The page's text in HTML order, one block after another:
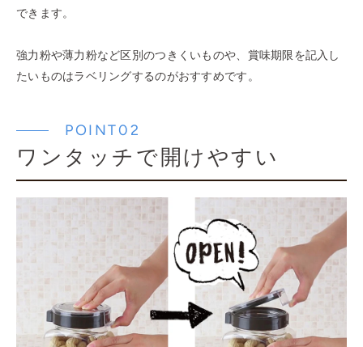
できます。
強力粉や薄力粉など区別のつきくいものや、賞味期限を記入し
たいものはラベリングするのがおすすめです。
POINT02
ワンタッチで開けやすい